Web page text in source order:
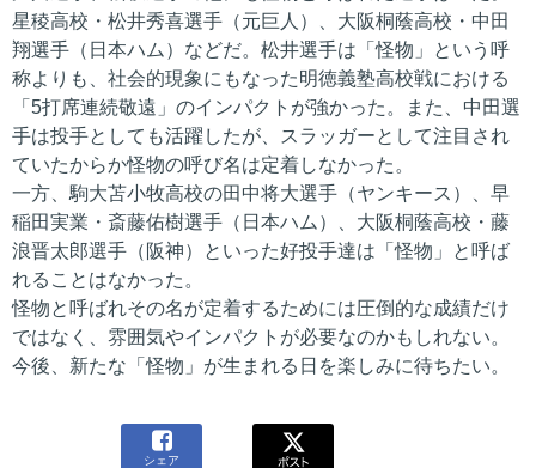
星稜高校・松井秀喜選手（元巨人）、大阪桐蔭高校・中田
翔選手（日本ハム）などだ。松井選手は「怪物」という呼
称よりも、社会的現象にもなった明徳義塾高校戦における
「5打席連続敬遠」のインパクトが強かった。また、中田選
手は投手としても活躍したが、スラッガーとして注目され
ていたからか怪物の呼び名は定着しなかった。
一方、駒大苫小牧高校の田中将大選手（ヤンキース）、早
稲田実業・斎藤佑樹選手（日本ハム）、大阪桐蔭高校・藤
浪晋太郎選手（阪神）といった好投手達は「怪物」と呼ば
れることはなかった。
怪物と呼ばれその名が定着するためには圧倒的な成績だけ
ではなく、雰囲気やインパクトが必要なのかもしれない。
今後、新たな「怪物」が生まれる日を楽しみに待ちたい。

シェア